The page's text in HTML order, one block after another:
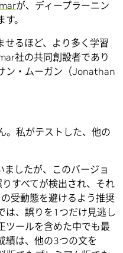
が、ディープラーニン
。
せるほど、より多く学習
社の共同創設者であり
ン・ムーガン（Jonathan
。私がテストした、他の
ましたが、このバージョ
すべてが検出され、それ
受動態を避けるよう推奨
は、誤りを1つだけ見逃し
ツールを含めた中でも最
績は、他の3つの文を